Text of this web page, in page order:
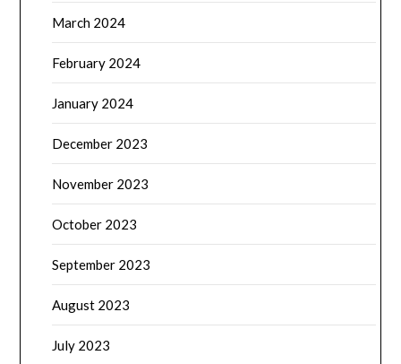
March 2024
February 2024
January 2024
December 2023
November 2023
October 2023
September 2023
August 2023
July 2023